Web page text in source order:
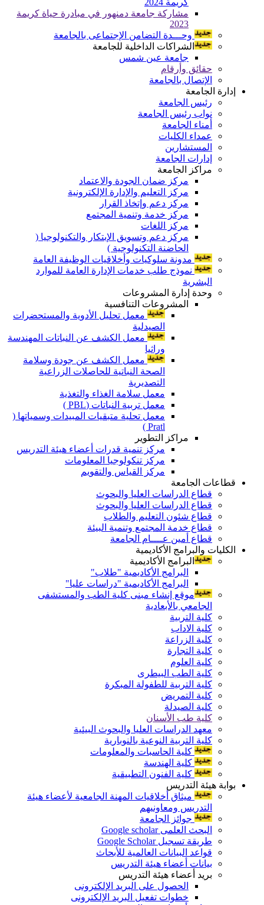
مشاركة جامعة دمنهور في مبادرة حياة كريمة
2023
وحـــدة التضامن الإجتماعى بالجامعة
الشراكات الداخلية للجامعة
جامعة عين شمس
حقائق وأرقام
الإتصال بالجامعة
إدارة الجامعة
رئيس الجامعة
نواب رئيس الجامعة
أمناء الجامعة
عمداء الكليات
المستشارين
إدارات الجامعة
مراكز الجامعة
مركز ضمان الجودة والاعتماد
مركز التعليم والإدارة الإلكترونية
مركز دعم وإتخاذ القرار
مركز خدمة وتنمية المجتمع
مركز اللغات
مركز دعم وتسويق الإبتكار والتكنولوجيا (
الحاضنة التكنولوجية )
مدونة سلوكيات وأخلاقيات الوظيفة العامة
نموذج طلب خدمات الإدارة العامة للموارد
البشرية
وحدة إدارة المشروعات
المشروعات التنافسية
معمل تحليل الأدوية والمستحضرات
الصيدلية
معمل الكشف عن النباتات المهندسة
وراثيا
معمل الكشف عن جودة وسلامة
الصحة النباتية للحاصلات الزراعية
التصديرية
معمل سلامة الغذاء والتغذية
معمل تربية النباتات (PBL )
معمل تحلية متبقيات المبيدات وسمياتها (
Pratl )
مراكز التطوير
مركز تنمية قدرات أعضاء هيئة التدريس
مركز تنكولوجيا المعلومات
مركز القياس والتقويم
قطاعات الجامعة
قطاع الدراسات العليا والبحوث
قطاع الدراسات العليا والبحوث
قطاع شئون التعليم والطلاب
قطاع خدمة المجتمع وتنمية البيئة
قطاع أمين عــــام الجامعة
الكليات والبرامج الأكاديمية
البرامج الأكاديمية
البرامج الأكاديمية "طلاب"
البرامج الأكاديمية "دراسات عليا"
موقع إنشاء مبنى كلية الطب والمستشفى
الجامعي بالأبعادية
كلية التربية
كلية الاداب
كلية الزراعة
كلية التجارة
كلية العلوم
كلية الطب البيطرى
كلية التربية للطفولة المبكرة
كلية التمريض
كلية الصيدلة
كلية طب الأسنان
معهد الدراسات العليا والبحوث البيئية
كلية التربية النوعية بالنوبارية
كلية الحاسبات والمعلومات
كلية الهندسة
كلية الفنون التطبيقية
بوابة هيئة التدريس
ميثاق أخلاقيات المهنة الجامعية لأعضاء هيئة
التدريس ومعاونيهم
جوائز الجامعة
البحث العلمى Google scholar
طريقة تسجيل Google Scholar
قواعد البيانات العالمية للأبحاث
بيانات أعضاء هيئة التدريس
بريد أعضاء هيئة التدريس
الحصول على البريد الإلكترونى
خطوات تفعيل البريد الإلكترونى